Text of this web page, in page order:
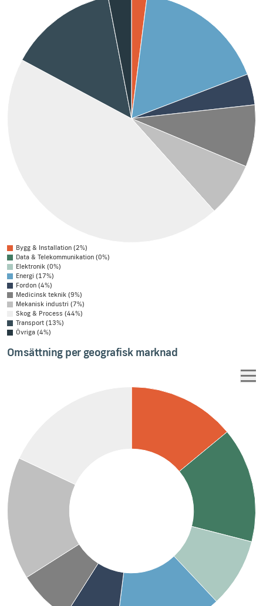
Bygg & Installation (2%)
Data & Telekommunikation (0%)
Elektronik (0%)
Energi (17%)
Fordon (4%)
Medicinsk teknik (9%)
Mekanisk industri (7%)
Skog & Process (44%)
Transport (13%)
Övriga (4%)
Omsättning per geografisk marknad